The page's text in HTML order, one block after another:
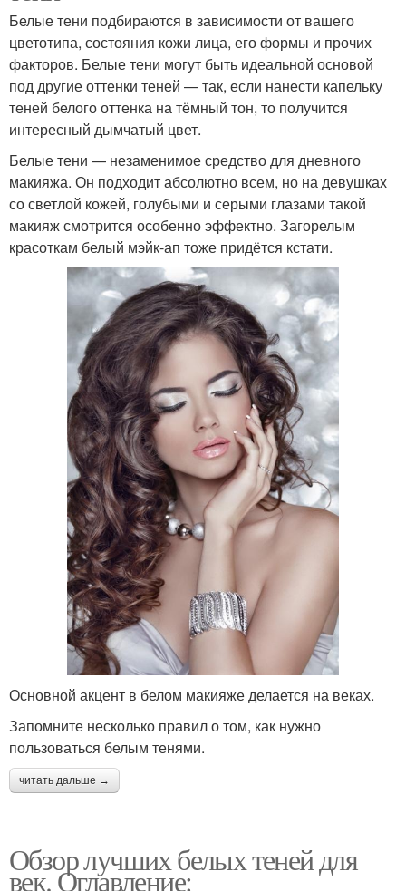
Белые тени подбираются в зависимости от вашего
цветотипа, состояния кожи лица, его формы и прочих
факторов. Белые тени могут быть идеальной основой
под другие оттенки теней — так, если нанести капельку
теней белого оттенка на тёмный тон, то получится
интересный дымчатый цвет.
Белые тени — незаменимое средство для дневного
макияжа. Он подходит абсолютно всем, но на девушках
со светлой кожей, голубыми и серыми глазами такой
макияж смотрится особенно эффектно. Загорелым
красоткам белый мэйк-ап тоже придётся кстати.
Основной акцент в белом макияже делается на веках.
Запомните несколько правил о том, как нужно
пользоваться белым тенями.
читать дальше →
Обзор лучших белых теней для
век. Оглавление: